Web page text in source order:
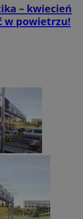
– kwiecień
w powietrzu!